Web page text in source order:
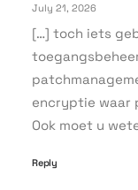
July 21, 2026
[…] toch iets
encryptie waar
Ook moet u
Reply